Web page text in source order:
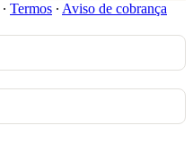
∙ Termos ∙ Aviso de cobrança